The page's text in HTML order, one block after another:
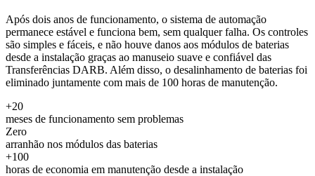
Após dois anos de funcionamento, o sistema de automação
permanece estável e funciona bem, sem qualquer falha. Os controles
são simples e fáceis, e não houve danos aos módulos de baterias
desde a instalação graças ao manuseio suave e confiável das
Transferências DARB. Além disso, o desalinhamento de baterias foi
eliminado juntamente com mais de 100 horas de manutenção.
+20
meses de funcionamento sem problemas
Zero
arranhão nos módulos das baterias
+100
horas de economia em manutenção desde a instalação